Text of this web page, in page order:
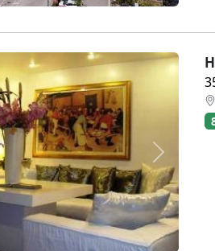
Weiter